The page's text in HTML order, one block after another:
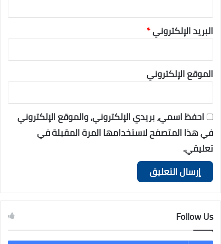
البريد الإلكتروني*
الموقع الإلكتروني
احفظ اسمي، بريدي الإلكتروني، والموقع الإلكتروني
في هذا المتصفح لاستخدامها المرة المقبلة في
تعليقي.
Follow Us